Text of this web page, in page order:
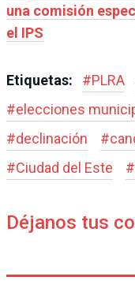
una comisión
el IPS
Etiquetas: #PLRA
#elecciones
#declinación #
#Ciudad del Este #
Déjanos tus